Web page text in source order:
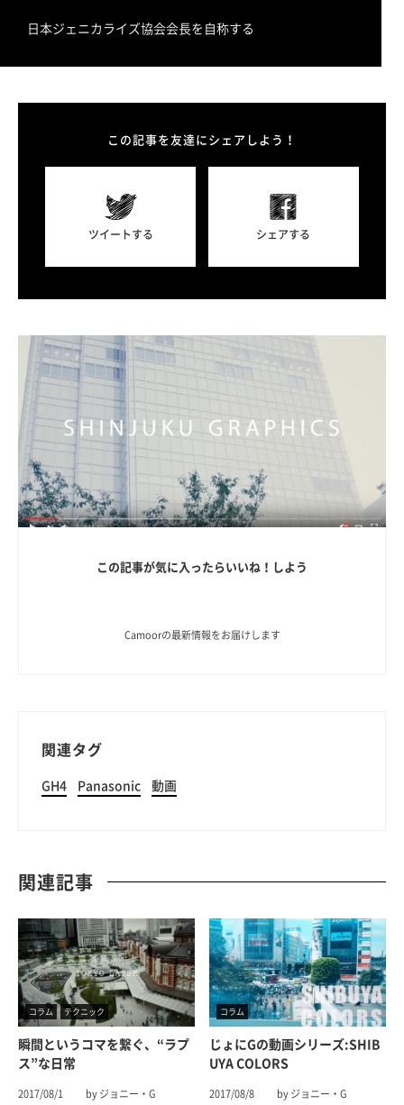
日本ジェニカライズ協会会長を自称する
この記事を友達にシェアしよう！
ツイートする シェアする
この記事が気に入ったらいいね！しよう
Camoorの最新情報をお届けします
関連タグ
GH4 Panasonic 動画
関連記事
コラム テクニック
瞬間というコマを繋ぐ、“ラプ
ス”な日常
2017/08/1 by ジョニー・G
コラム
じょにGの動画シリーズ:SHIB
UYA COLORS
2017/08/8 by ジョニー・G